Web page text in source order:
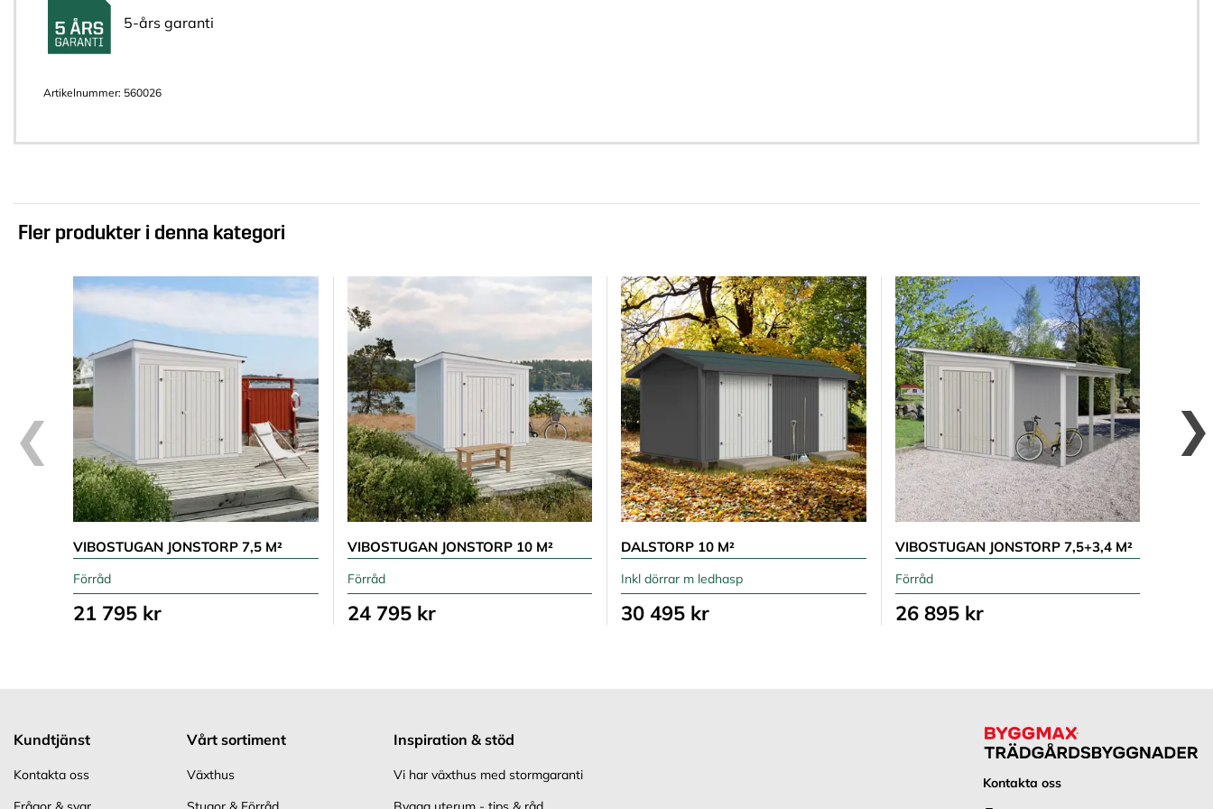
5-års garanti
Artikelnummer: 560026
Fler produkter i denna kategori
VIBOSTUGAN JONSTORP 7,5 M²
Förråd
21 795 kr
VIBOSTUGAN JONSTORP 10 M²
Förråd
24 795 kr
DALSTORP 10 M²
Inkl dörrar m ledhasp
30 495 kr
VIBOSTUGAN JONSTORP 7,5+3,4 M²
Förråd
26 895 kr
Kundtjänst
Kontakta oss
Vårt sortiment
Växthus
Inspiration & stöd
Vi har växthus med stormgaranti
Kontakta oss